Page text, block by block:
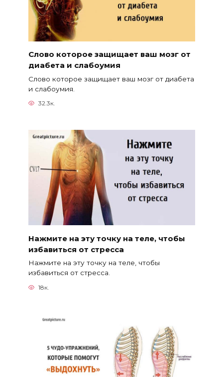
Слово которое защищает ваш мозг от
диабета и слабоумия
Слово которое защищает ваш мозг от диабета
и слабоумия.
32.3к.
Нажмите на эту точку на теле, чтобы
избавиться от стресса
Нажмите на эту точку на теле, чтобы
избавиться от стресса.
18к.